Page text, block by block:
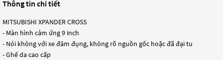
Thông tin chi tiết
MITSUBISHI XPANDER CROSS
- Màn hình cảm ứng 9 inch
- Nói không với xe đâm đụng, không rõ nguồn gốc hoặc đã đại tu
- Ghế da cao cấp